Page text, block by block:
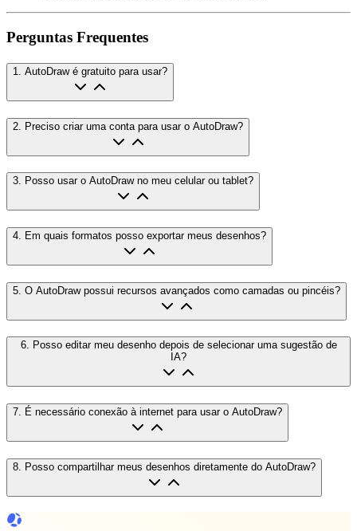
Perguntas Frequentes
1 AutoDraw é gratuito para usar?
2 Preciso criar uma conta para usar o AutoDraw?
3. Posso usar o AutoDraw no meu celular ou tablet?
4 Em quais formatos posso exportar meus desenhos?
5 O AutoDraw possui recursos avançados como camadas ou pincéis?
6. Posso editar meu desenho depois de selecionar uma sugestão de
IA?
7. É necessário conexão à internet para usar o AutoDraw?
8 Posso compartilhar meus desenhos diretamente do AutoDraw?